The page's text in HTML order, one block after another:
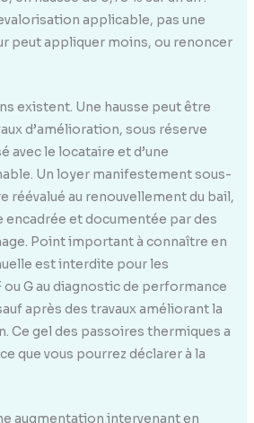
applicable, pas une
peut appliquer moins, ou renoncer
existent. Une hausse peut être
d’amélioration, sous réserve
avec le locataire et d’une
Un loyer manifestement sous-
réévalué au renouvellement du bail,
encadrée et documentée par des
Point important à connaître en
est interdite pour les
G au diagnostic de performance
après des travaux améliorant la
Ce gel des passoires thermiques a
que vous pourrez déclarer à la
augmentation intervenant en